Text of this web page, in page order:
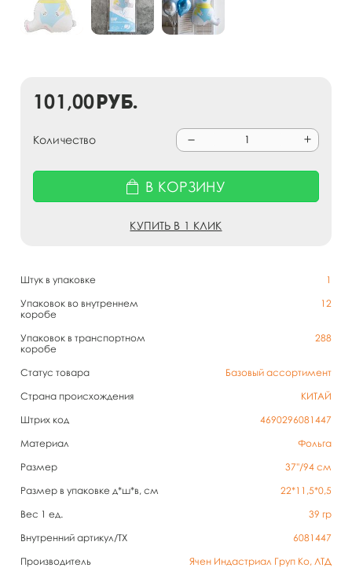
Штук в упаковке
1
Упаковок во внутреннем
коробе
12
Упаковок в транспортном
коробе
288
Статус товара
Базовый ассортимент
Страна происхождения
КИТАЙ
Штрих код
4690296081447
Материал
Фольга
Размер
37''/94 см
Размер в упаковке д*ш*в, см
22*11,5*0,5
Вес 1 ед.
39 гр
Внутренний артикул/TX
6081447
Производитель
Ячен Индастриал Груп Ко, ЛТД
101,00руб.
Количество
В КОРЗИНУ
КУПИТЬ В 1 КЛИК